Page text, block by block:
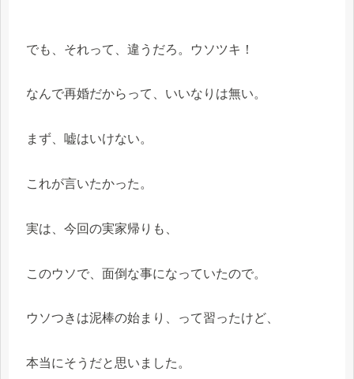
でも、それって、違うだろ。ウソツキ！
なんで再婚だからって、いいなりは無い。
まず、嘘はいけない。
これが言いたかった。
実は、今回の実家帰りも、
このウソで、面倒な事になっていたので。
ウソつきは泥棒の始まり、って習ったけど、
本当にそうだと思いました。